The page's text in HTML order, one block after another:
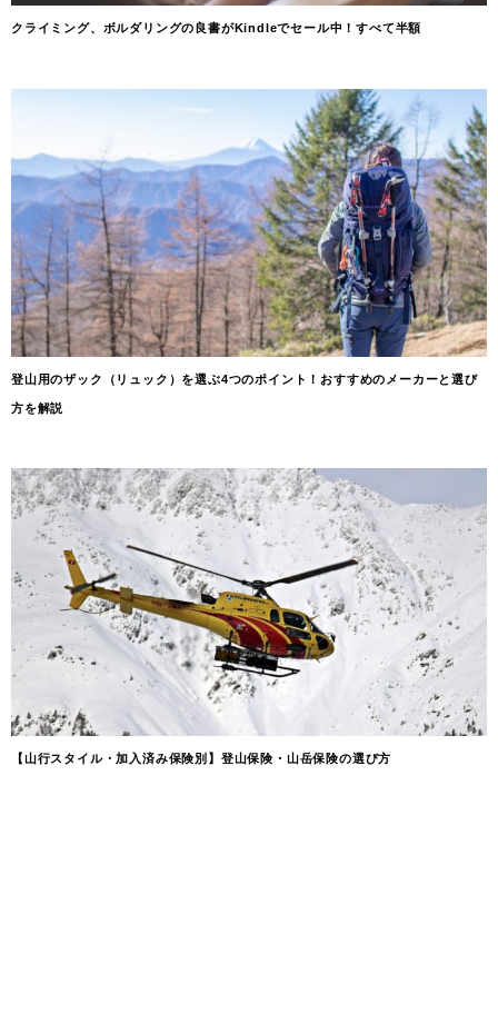
クライミング、ボルダリングの良書がKindleでセール中！すべて半額
登山用のザック（リュック）を選ぶ4つのポイント！おすすめのメーカーと選び
方を解説
【山行スタイル・加入済み保険別】登山保険・山岳保険の選び方